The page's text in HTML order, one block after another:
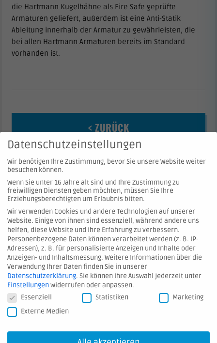
die Hartmann Kugelhähne als Fire Safe geprüfte
Armaturen geliefert, außerdem ist eine Anti-Statik
Ableitung innerhalb der Armatur zu gewährleisten, die
bei allen Hartmann Armaturen bereits im Standard
vorhanden ist.
< ZURÜCK
© 2026 Hartmann Valves GmbH
Kontakt
Hinweis melden
AGB
Datenschutz
Datenschutzeinstellungen
Wir benötigen Ihre Zustimmung, bevor Sie unsere Website weiter
besuchen können.
Wenn Sie unter 16 Jahre alt sind und Ihre Zustimmung zu
freiwilligen Diensten geben möchten, müssen Sie Ihre
Erziehungsberechtigten um Erlaubnis bitten.
Wir verwenden Cookies und andere Technologien auf unserer
Website. Einige von ihnen sind essenziell, während andere uns
helfen, diese Website und Ihre Erfahrung zu verbessern.
Personenbezogene Daten können verarbeitet werden (z. B. IP-
Adressen), z. B. für personalisierte Anzeigen und Inhalte oder
Anzeigen- und Inhaltsmessung. Weitere Informationen über die
Verwendung Ihrer Daten finden Sie in unserer
Datenschutzerklärung. Sie können Ihre Auswahl jederzeit unter
Einstellungenwiderrufen oder anpassen.
Datenschutzeinstellungen
Essenziell Statistiken
Marketing
Externe Medien